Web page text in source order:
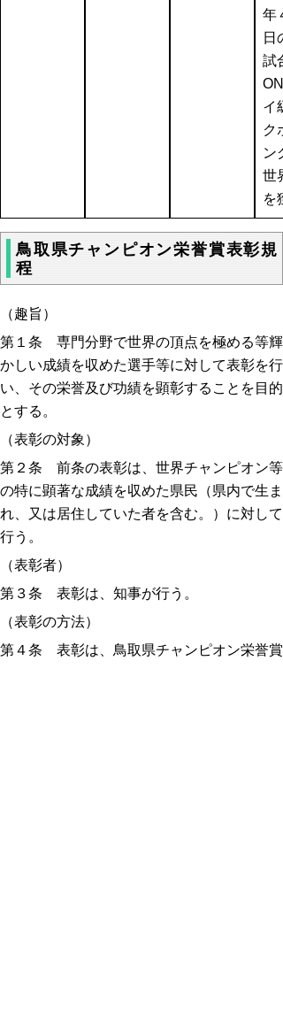
年
日
試
イ
ク
ン
世
を
鳥取県チャンピオン栄誉賞表彰規
程
（趣旨）
第１条 専門分野で世界の頂点を極める等輝
かしい成績を収めた選手等に対して表彰を行
い、その栄誉及び功績を顕彰することを目的
とする。
（表彰の対象）
第２条 前条の表彰は、世界チャンピオン等
の特に顕著な成績を収めた県民（県内で生ま
れ、又は居住していた者を含む。）に対して
行う。
（表彰者）
第３条 表彰は、知事が行う。
（表彰の方法）
第４条 表彰は、鳥取県チャンピオン栄誉賞